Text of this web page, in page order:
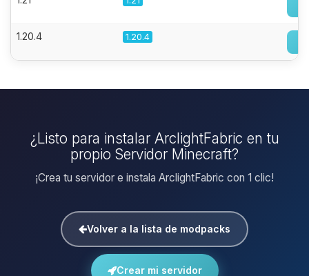
1.20.4 1.20.4
¿Listo para instalar ArclightFabric en tu
propio Servidor Minecraft?
¡Crea tu servidor e instala ArclightFabric con 1 clic!
Volver a la lista de modpacks
Crear mi servidor